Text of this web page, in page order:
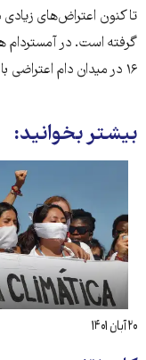
تا کنون اعتراض‌های
۱۶ در میدان دام اعتراضی با خواست آزادی علاء برپا خواهد شد.
بیشتر بخوانید:
۲۰ آبان ۱۴۰۱